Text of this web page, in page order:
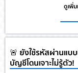
ดูเพิ่ม
🚨 ยังใช้รหัสผ่านแบ
บัญชีโดนเจาะไม่รู้ตัว!